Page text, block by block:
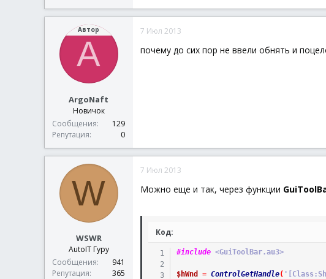
Автор
A
ArgoNaft
Новичок
Сообщения
129
Репутация
0
7 Июл 2013
почему до сих пор не ввели обнять и
W
WSWR
AutoIT Гуру
Сообщения
941
Репутация
365
7 Июл 2013
Можно еще и так, через функции
Код:
#include <GuiToolBar.au3>
$hWnd = ControlGetHandle(